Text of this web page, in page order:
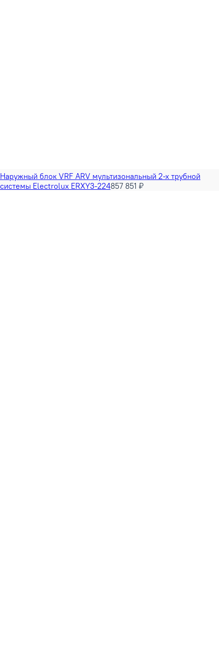
Наружный блок VRF ARV мультизональный 2-х трубной
системы Electrolux ERXY3-224857 851 ₽